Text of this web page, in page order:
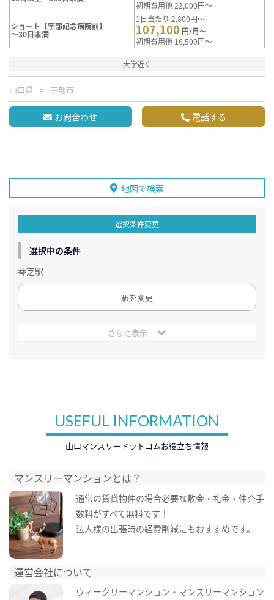
初期費用他 22,000円～
ショート【宇部記念病院前】
～30日未満
1日当たり 2,800円～
107,100 円/月～
初期費用他 16,500円～
大学近く
山口県 宇部市
お問合わせ 電話する
地図で検索
選択条件変更
選択中の条件
琴芝駅
駅を変更
さらに表示
USEFUL INFORMATION
山口マンスリードットコムお役立ち情報
マンスリーマンションとは？
通常の賃貸物件の場合必要な敷金・礼金・仲介手
数料がすべて無料です！
法人様の出張時の経費削減にもおすすめです。
運営会社について
ウィークリーマンション・マンスリーマンション